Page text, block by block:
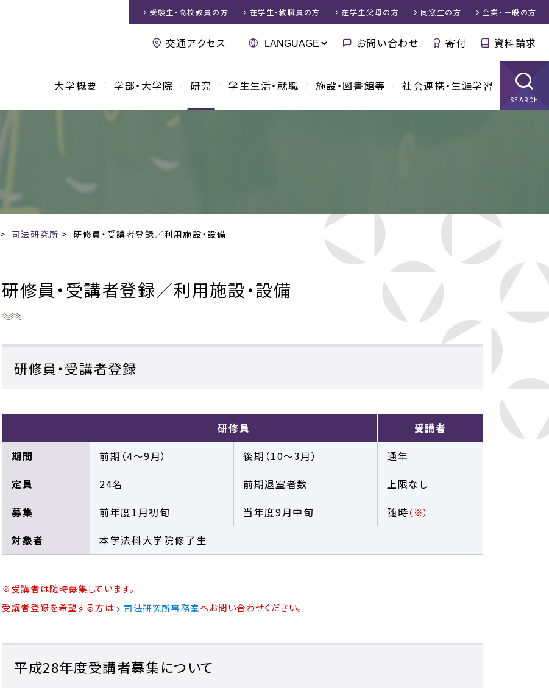
大学概要 学部・大学院 研究 学生生活・就職 施設・図書館等 社会連携・生涯学習
SEARCH
受験生・高校教員 の方 在学生・教職員 の方 在学生父母の方 同窓生の方 企業・一般の方
交通アクセス お問い合わせ 寄付 資料請求
> 司法研究所 >研修員・受講者登録／利用施設・設備
研修員・受講者登録／利用施設・設備
研修員・受講者登録
研修員
受講者
期間
前期（4～9月） 後期（10～3月）
通年
定員
24名 前期退室者数
上限なし
募集
前年度1月初旬 当年度9月中旬 随時（※）
対象者 本学法科大学院修了生
※受講者は随時募集しています。
受講者登録を希望する方は
司法研究所事務室へお問い合わせください。
平成28年度受講者募集について